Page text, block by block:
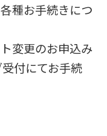
種お手続きにつ
変更のお申込み
付にてお手続